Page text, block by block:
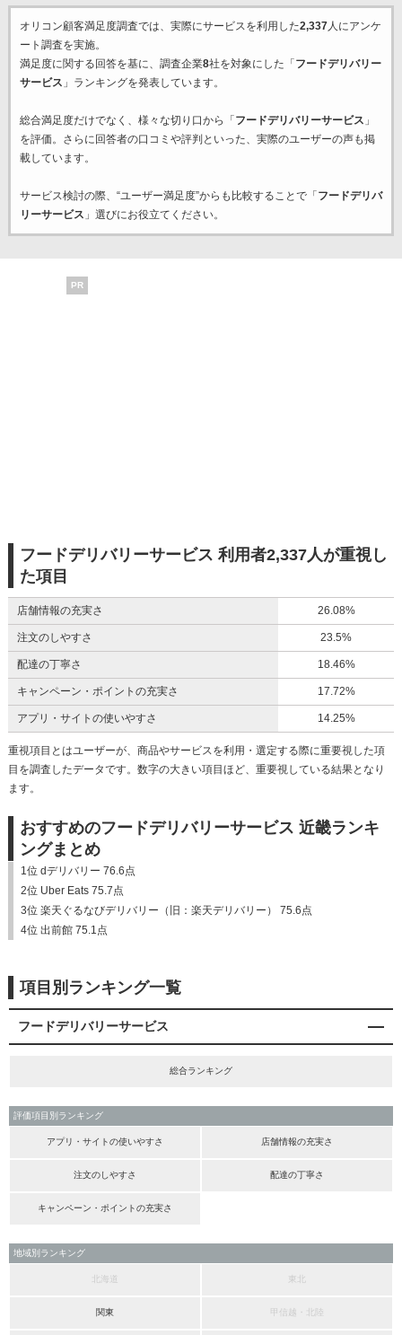
オリコン顧客満足度調査では、実際にサービスを利用した2,337人にアンケ
ート調査を実施。
満足度に関する回答を基に、調査企業8社を対象にした「 フードデリバリー
サービス 」ランキングを発表しています。
総合満足度だけでなく、様々な切り口から「 フードデリバリーサービス 」
を評価。さらに回答者の口コミや評判といった、実際のユーザーの声も掲
載しています。
サービス検討の際、“ユーザー満足度”からも比較することで「 フードデリバ
リーサービス 」選びにお役立てください。
PR
フードデリバリーサービス 利用者2,337人が重視し
た項目
店舗情報の充実さ 26.08%
注文のしやすさ 23.5%
配達の丁寧さ 18.46%
キャンペーン・ポイントの充実さ 17.72%
アプリ・サイトの使いやすさ 14.25%
重視項目とはユーザーが、商品やサービスを利用・選定する際に重要視した項
目を調査したデータです。数字の大きい項目ほど、重要視している結果となり
ます。
おすすめのフードデリバリーサービス 近畿ランキ
ングまとめ
1位 dデリバリー 76.6点
2位 Uber Eats 75.7点
3位 楽天ぐるなびデリバリー（旧：楽天デリバリー） 75.6点
4位 出前館 75.1点
項目別ランキング一覧
フードデリバリーサービス
総合ランキング
評価項目別ランキング
アプリ・サイトの使いやすさ 店舗情報の充実さ
注文のしやすさ 配達の丁寧さ
キャンペーン・ポイントの充実さ
地域別ランキング
北海道 東北
関東 甲信越・北陸